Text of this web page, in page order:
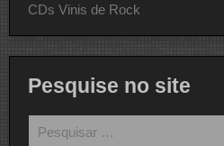
CDs Vinis de Rock
Pesquise no site
por: